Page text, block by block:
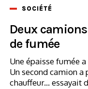
SOCIÉTÉ
Deux
de fumée
Une épaisse fumée
Un second camion
chauffeur... essayait